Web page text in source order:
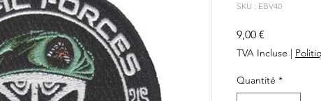
SKU : EBV40
9,00 €
TVA Incluse |
Quantité *